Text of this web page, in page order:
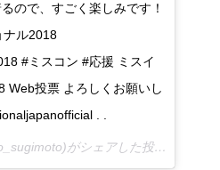
ので、すごく楽しみです！
ナル2018
#ミスコン #応援 ミスイ
Web投票 よろしくお願いし
. .
杉本雛乃さん(@hinano_sugimoto)がシェアした投稿 –